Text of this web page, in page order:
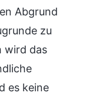
Abgrund
zu
wird das
es keine